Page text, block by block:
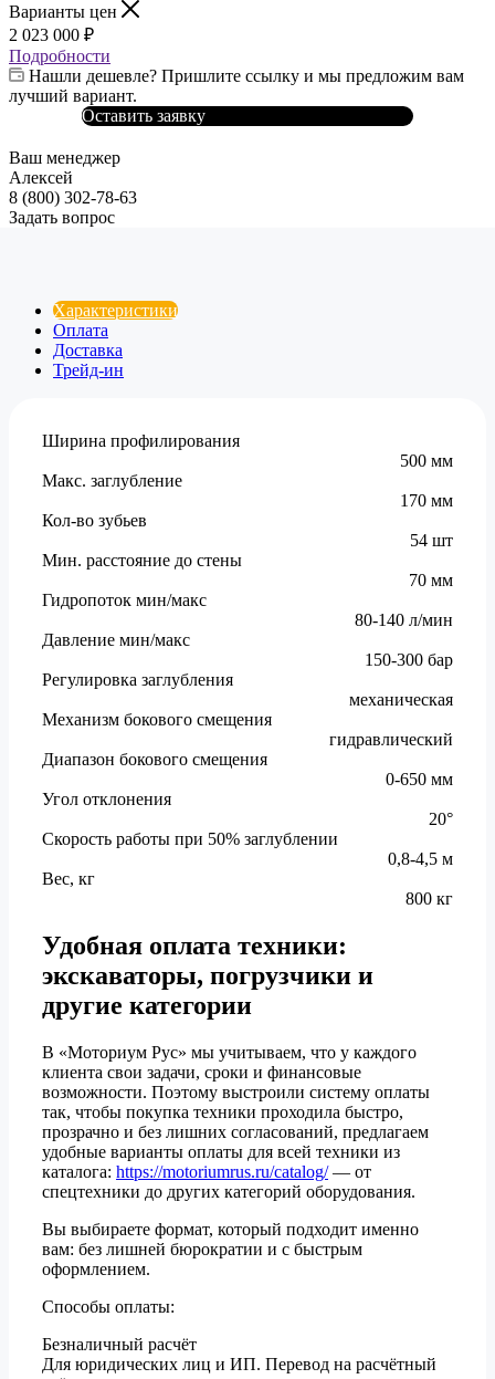
Варианты цен
2 023 000 ₽
Подробности
Нашли дешевле? Пришлите ссылку и мы предложим вам
лучший вариант.
Оставить заявку
Ваш менеджер
Алексей
8 (800) 302-78-63
Задать вопрос
Характеристики
Оплата
Доставка
Трейд-ин
Ширина профилирования
500 мм
Макс. заглубление
170 мм
Кол-во зубьев
54 шт
Мин. расстояние до стены
70 мм
Гидропоток мин/макс
80-140 л/мин
Давление мин/макс
150-300 бар
Регулировка заглубления
механическая
Механизм бокового смещения
гидравлический
Диапазон бокового смещения
0-650 мм
Угол отклонения
20°
Скорость работы при 50% заглублении
0,8-4,5 м
Вес, кг
800 кг
Удобная оплата техники:
экскаваторы, погрузчики и
другие категории
В «Моториум Рус» мы учитываем, что у каждого
клиента свои задачи, сроки и финансовые
возможности. Поэтому выстроили систему оплаты
так, чтобы покупка техники проходила быстро,
прозрачно и без лишних согласований, предлагаем
удобные варианты оплаты для всей техники из
каталога: https://motoriumrus.ru/catalog/— от
спецтехники до других категорий оборудования.
Вы выбираете формат, который подходит именно
вам: без лишней бюрократии и с быстрым
оформлением.
Способы оплаты:
Безналичный расчёт
Для юридических лиц и ИП. Перевод на расчётный